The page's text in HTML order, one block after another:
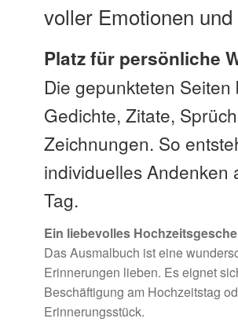
voller Emotionen
Platz für persönliche
Die gepunkteten
Gedichte, Zitate,
Zeichnungen. So
individuelles Andenken
Tag.
Ein liebevolles
Das Ausmalbuch ist eine
Erinnerungen lieben. Es eignet
Beschäftigung am Hochzeitstag
Erinnerungsstück.